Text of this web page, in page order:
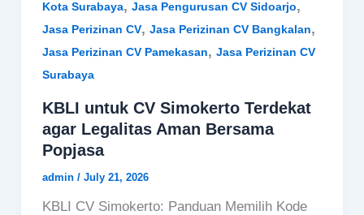
Kota Surabaya, Jasa Pengurusan CV Sidoarjo,
Jasa Perizinan CV, Jasa Perizinan CV Bangkalan,
Jasa Perizinan CV Pamekasan, Jasa Perizinan CV
Surabaya
KBLI untuk CV Simokerto Terdekat
agar Legalitas Aman Bersama
Popjasa
admin / July 21, 2026
KBLI CV Simokerto: Panduan Memilih Kode